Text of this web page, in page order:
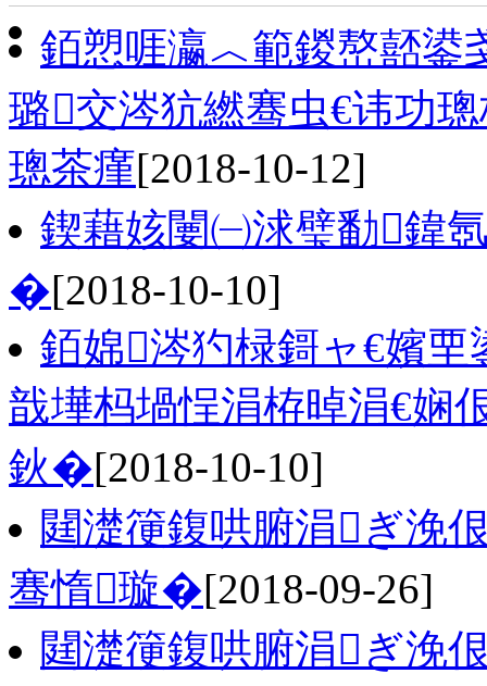
銆愬啀瀛︿範鍐嶅嚭鍙
璐交涔犺繎骞虫€讳功
璁茶瘽[2018-10-12]
鍥藉姟闄㈠浗璧勫鍏
�[2018-10-10]
銆婂涔犳椂鎶ャ€嬪
戠墷杩堝悜涓栫晫涓€娴
鈥�[2018-10-10]
閮濋箯鍑哄腑涓ぎ浼
骞惰璇�[2018-09-26]
閮濋箯鍑哄腑涓ぎ浼